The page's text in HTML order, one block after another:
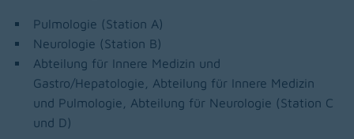
Pulmologie (Station A)
Neurologie (Station B)
Abteilung für Innere Medizin und
Gastro/Hepatologie, Abteilung für Innere Medizin
und Pulmologie, Abteilung für Neurologie (Station C
und D)